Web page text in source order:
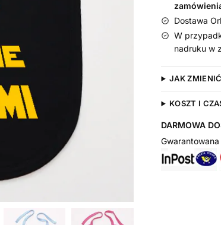
Dostawa
W
nadruku w
JAK
KOSZT I
DARMOWA